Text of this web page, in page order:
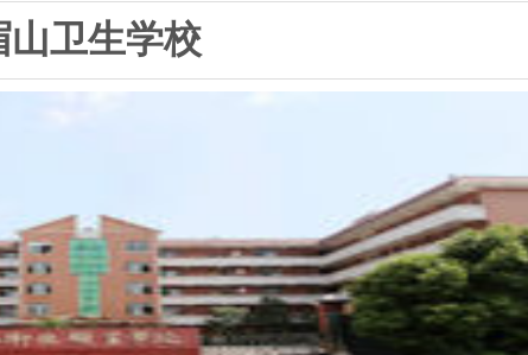
山卫生学校